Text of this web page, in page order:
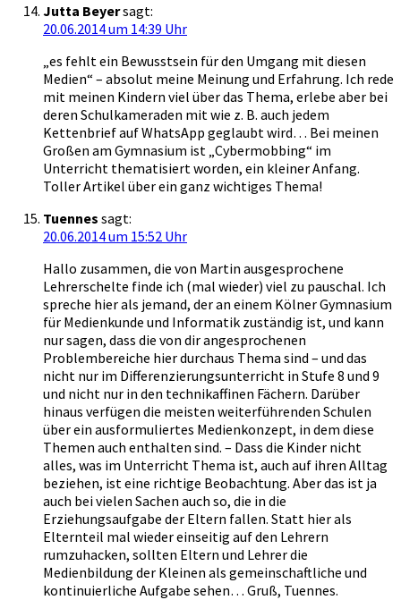
Jutta Beyersagt:
20.06.2014 um 14:39 Uhr
„es fehlt ein Bewusstsein für den Umgang mit diesen
Medien“ – absolut meine Meinung und Erfahrung. Ich rede
mit meinen Kindern viel über das Thema, erlebe aber bei
deren Schulkameraden mit wie z. B. auch jedem
Kettenbrief auf WhatsApp geglaubt wird… Bei meinen
Großen am Gymnasium ist „Cybermobbing“ im
Unterricht thematisiert worden, ein kleiner Anfang.
Toller Artikel über ein ganz wichtiges Thema!
Tuennes sagt:
20.06.2014 um 15:52 Uhr
Hallo zusammen, die von Martin ausgesprochene
Lehrerschelte finde ich (mal wieder) viel zu pauschal. Ich
spreche hier als jemand, der an einem Kölner Gymnasium
für Medienkunde und Informatik zuständig ist, und kann
nur sagen, dass die von dir angesprochenen
Problembereiche hier durchaus Thema sind – und das
nicht nur im Differenzierungsunterricht in Stufe 8 und 9
und nicht nur in den technikaffinen Fächern. Darüber
hinaus verfügen die meisten weiterführenden Schulen
über ein ausformuliertes Medienkonzept, in dem diese
Themen auch enthalten sind. – Dass die Kinder nicht
alles, was im Unterricht Thema ist, auch auf ihren Alltag
beziehen, ist eine richtige Beobachtung. Aber das ist ja
auch bei vielen Sachen auch so, die in die
Erziehungsaufgabe der Eltern fallen. Statt hier als
Elternteil mal wieder einseitig auf den Lehrern
rumzuhacken, sollten Eltern und Lehrer die
Medienbildung der Kleinen als gemeinschaftliche und
kontinuierliche Aufgabe sehen… Gruß, Tuennes.